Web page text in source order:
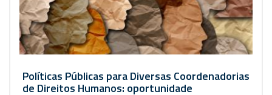
Políticas Públicas para Diversas Coordenadorias
de Direitos Humanos: oportunidade